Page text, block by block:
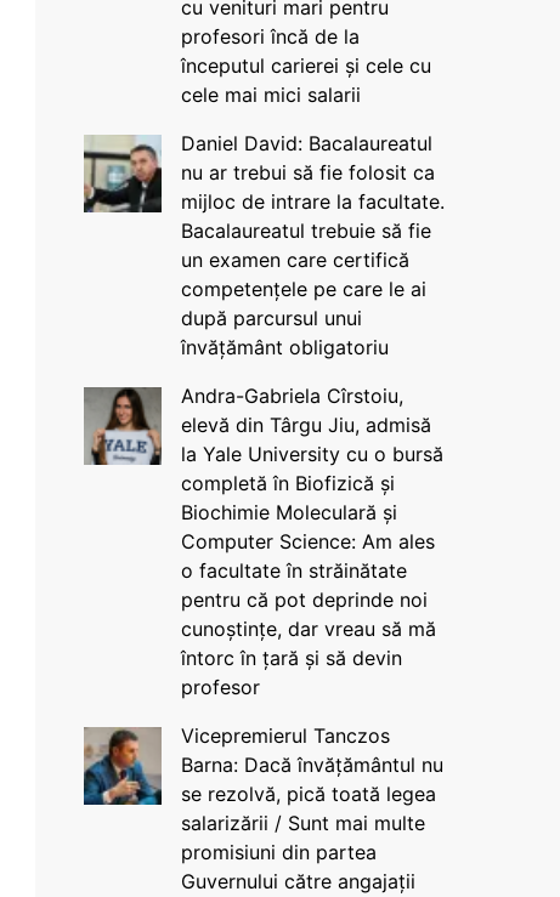
cu venituri mari pentru
profesori încă de la
începutul carierei și cele cu
cele mai mici salarii
Daniel David: Bacalaureatul
nu ar trebui să fie folosit ca
mijloc de intrare la facultate.
Bacalaureatul trebuie să fie
un examen care certifică
competențele pe care le ai
după parcursul unui
învățământ obligatoriu
Andra-Gabriela Cîrstoiu,
elevă din Târgu Jiu, admisă
la Yale University cu o bursă
completă în Biofizică și
Biochimie Moleculară și
Computer Science: Am ales
o facultate în străinătate
pentru că pot deprinde noi
cunoștințe, dar vreau să mă
întorc în țară și să devin
profesor
Vicepremierul Tanczos
Barna: Dacă învățământul nu
se rezolvă, pică toată legea
salarizării / Sunt mai multe
promisiuni din partea
Guvernului către angajații